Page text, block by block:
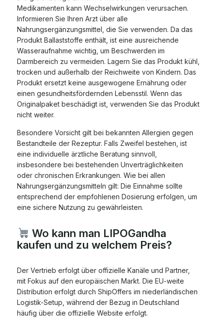
Medikamenten kann Wechselwirkungen verursachen.
Informieren Sie Ihren Arzt über alle
Nahrungsergänzungsmittel, die Sie verwenden. Da das
Produkt Ballaststoffe enthält, ist eine ausreichende
Wasseraufnahme wichtig, um Beschwerden im
Darmbereich zu vermeiden. Lagern Sie das Produkt kühl,
trocken und außerhalb der Reichweite von Kindern. Das
Produkt ersetzt keine ausgewogene Ernährung oder
einen gesundheitsfördernden Lebensstil. Wenn das
Originalpaket beschädigt ist, verwenden Sie das Produkt
nicht weiter.
Besondere Vorsicht gilt bei bekannten Allergien gegen
Bestandteile der Rezeptur. Falls Zweifel bestehen, ist
eine individuelle ärztliche Beratung sinnvoll,
insbesondere bei bestehenden Unverträglichkeiten
oder chronischen Erkrankungen. Wie bei allen
Nahrungsergänzungsmitteln gilt: Die Einnahme sollte
entsprechend der empfohlenen Dosierung erfolgen, um
eine sichere Nutzung zu gewährleisten.
Wo kann man LIPOGandha
kaufen und zu welchem Preis?
Der Vertrieb erfolgt über offizielle Kanäle und Partner,
mit Fokus auf den europäischen Markt. Die EU-weite
Distribution erfolgt durch ShipOffers im niederländischen
Logistik-Setup, während der Bezug in Deutschland
häufig über die offizielle Website erfolgt.